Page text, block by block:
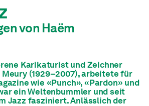
von Haëm
Karikaturist und Zeichner
Meury (1929–2007), arbeitete für
wie «Punch», «Pardon» und
ein Weltenbummler und seit
Jazz fasziniert. Anlässlich der